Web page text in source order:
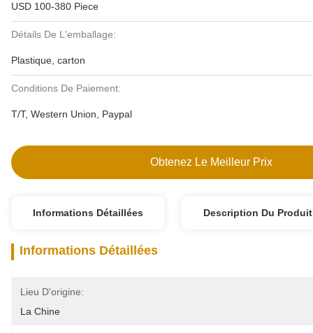
USD 100-380 Piece
Détails De L'emballage:
Plastique, carton
Conditions De Paiement:
T/T, Western Union, Paypal
Obtenez Le Meilleur Prix
Informations Détaillées Description Du Produit
Informations Détaillées
Lieu D'origine:
La Chine